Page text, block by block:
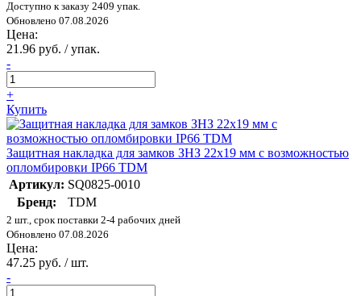
Доступно к заказу 2409 упак.
Обновлено 07.08.2026
Цена:
21.96 руб. / упак.
-
+
Купить
Защитная накладка для замков ЗНЗ 22х19 мм с возможностью
опломбировки IP66 TDM
Артикул: SQ0825-0010
Бренд:
TDM
2 шт., срок поставки 2-4 рабочих дней
Обновлено 07.08.2026
Цена:
47.25 руб. / шт.
-